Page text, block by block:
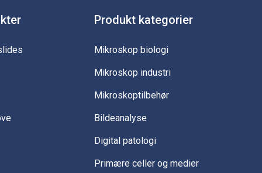
Produkt kategorier
Mikroskop biologi
Mikroskop industri
Mikroskoptilbehør
Bildeanalyse
Digital patologi
Primære celler og medier